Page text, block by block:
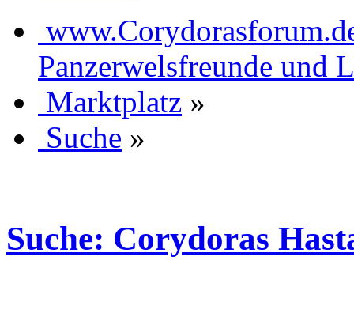
Panzerwelsfreunde und
Marktplatz »
Suche »
Suche: Corydoras